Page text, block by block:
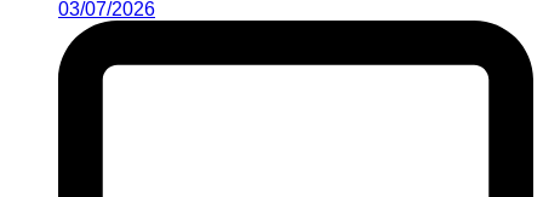
03/07/2026